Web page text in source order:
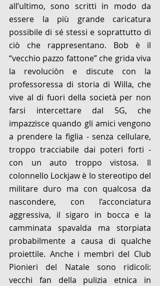
all’ultimo, sono scritti in modo da
essere la più grande caricatura
possibile di sé stessi e soprattutto di
ciò che rappresentano. Bob è il
“vecchio pazzo fattone” che grida viva
la revoluciòn e discute con la
professoressa di storia di Willa, che
vive al di fuori della società per non
farsi intercettare dal 5G, che
impazzisce quando gli amici vengono
a prendere la figlia - senza cellulare,
troppo tracciabile dai poteri forti -
con un auto troppo vistosa. Il
colonnello Lockjaw è lo stereotipo del
militare duro ma con qualcosa da
nascondere, con l’acconciatura
aggressiva, il sigaro in bocca e la
camminata spavalda ma storpiata
probabilmente a causa di qualche
proiettile. Anche i membri del Club
Pionieri del Natale sono ridicoli:
vecchi fan della pulizia etnica in